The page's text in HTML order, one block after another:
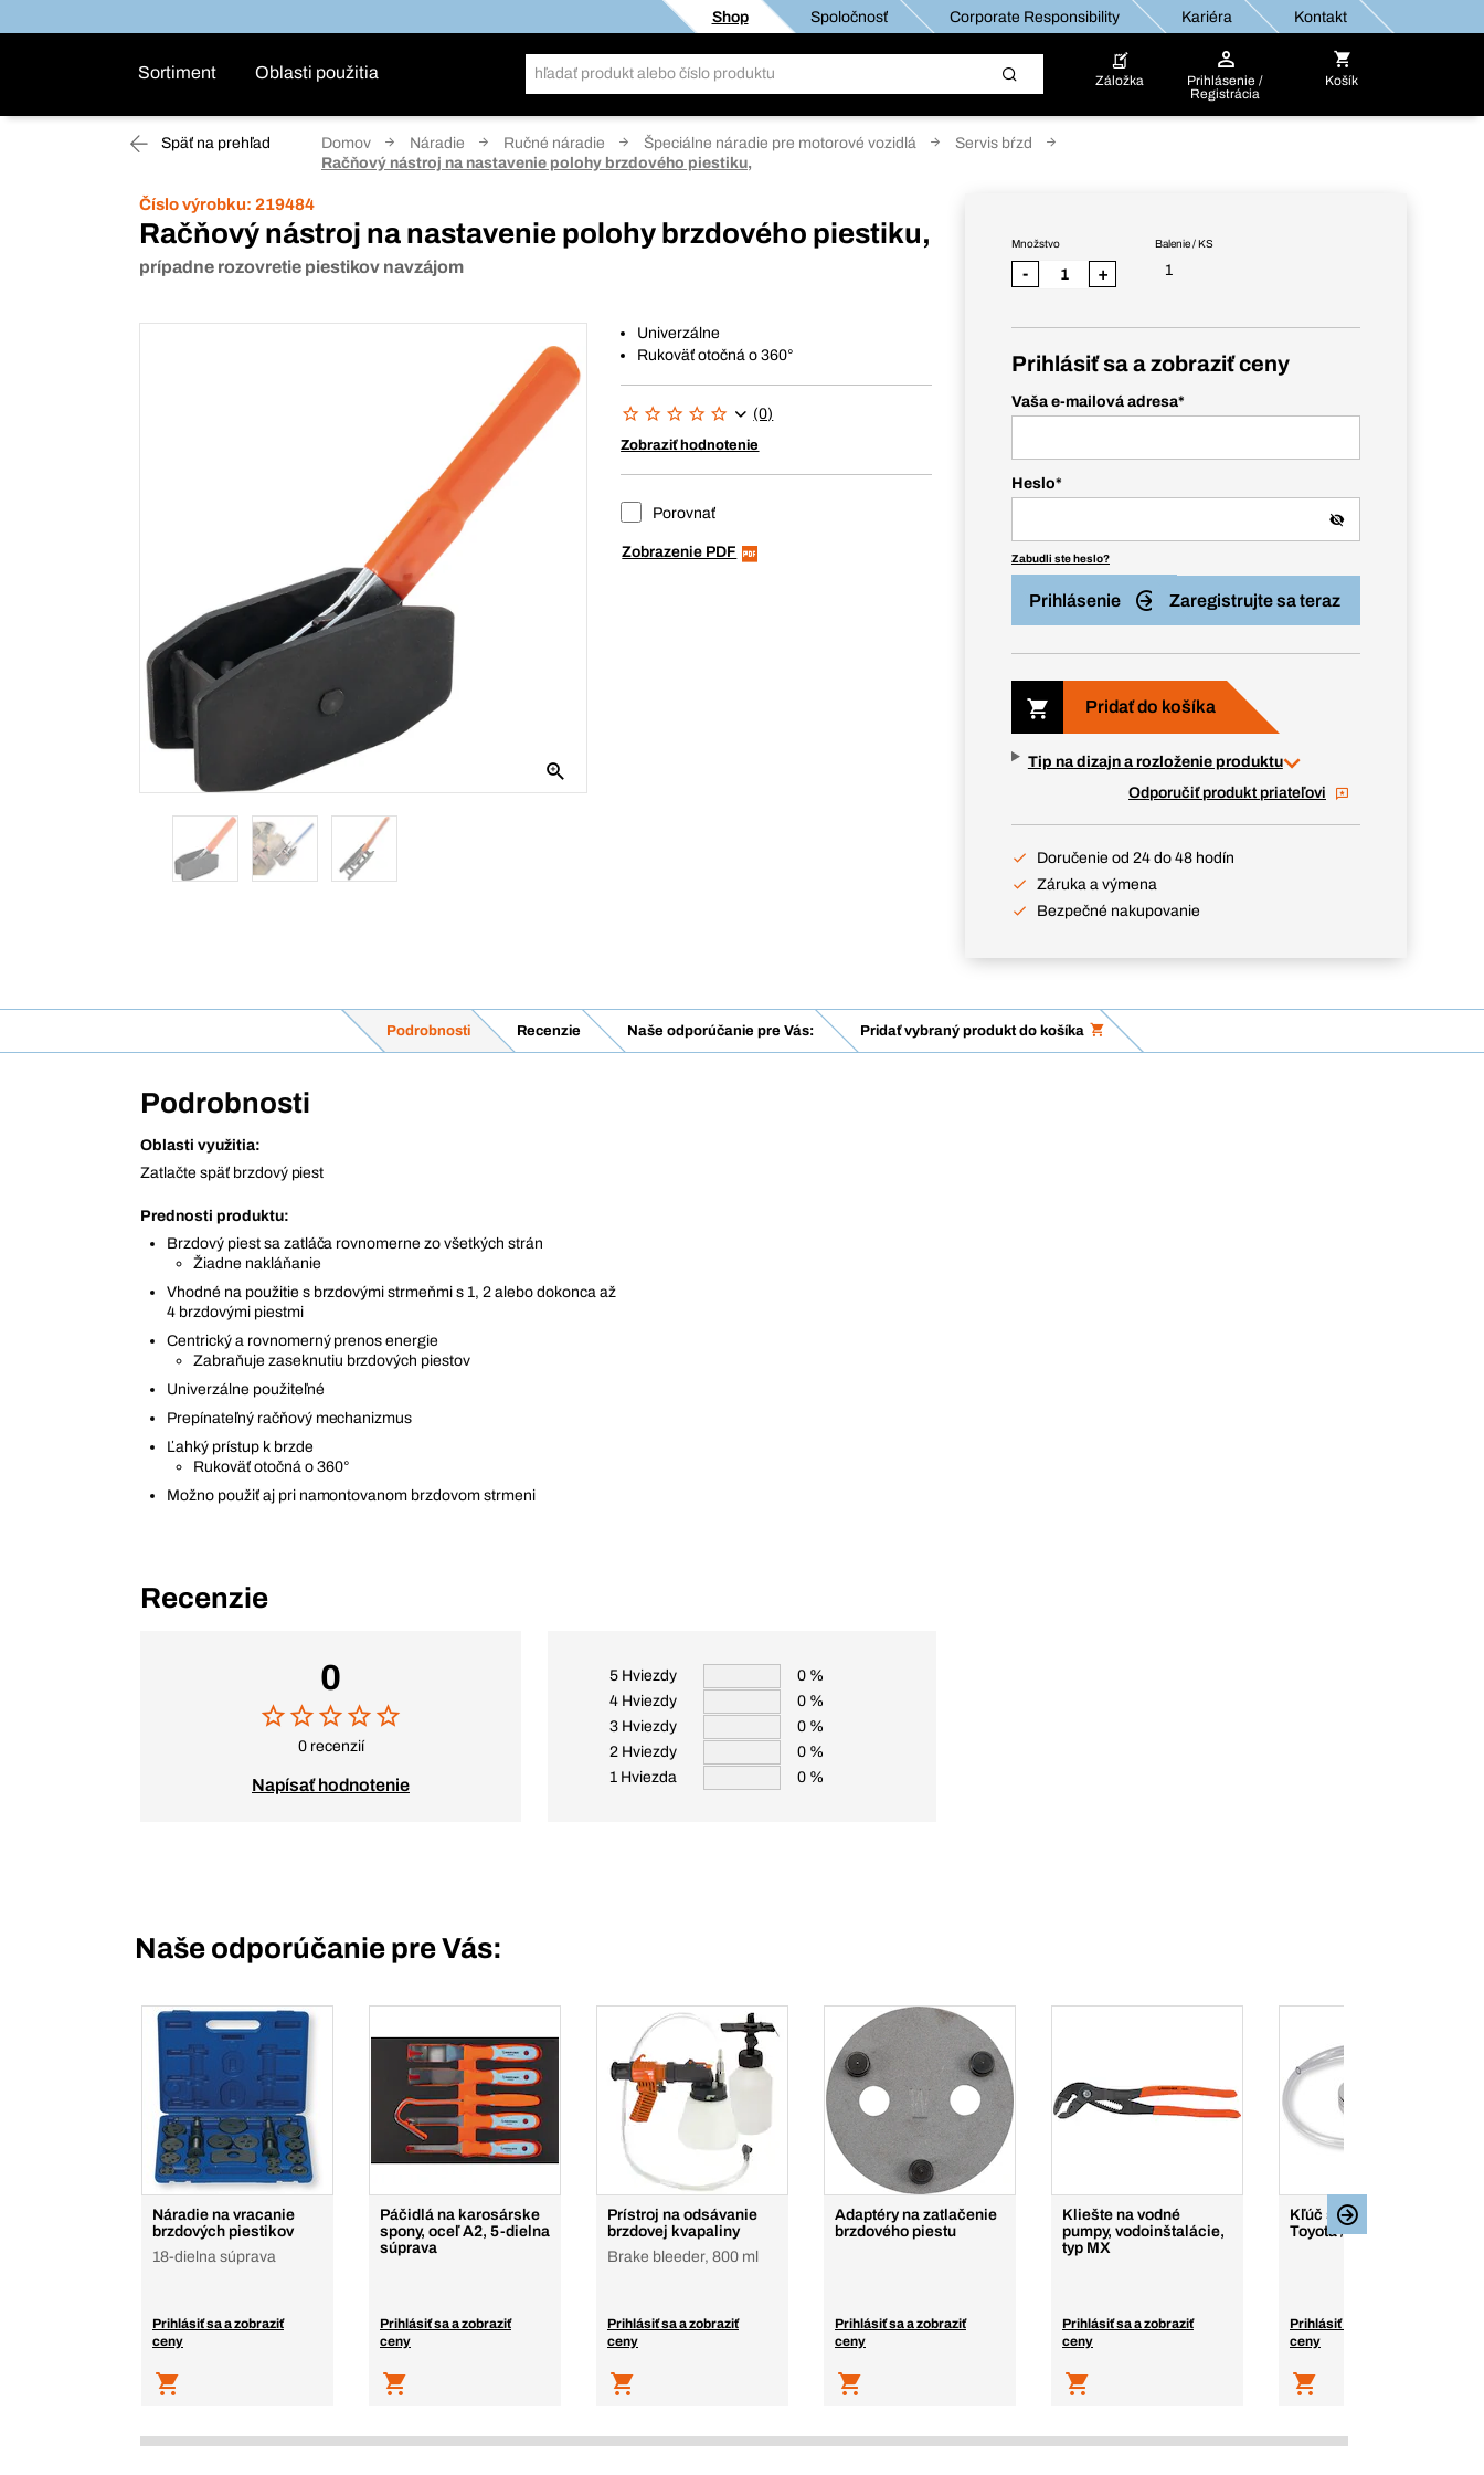
Shop Spoločnosť Corporate Responsibility Kariéra Kontakt
Sortiment Oblasti použitia Záložka
Prihlásenie /
Registrácia
Košík
Späť na prehľad Domov Náradie Ručné náradie Špeciálne náradie pre motorové vozidlá
Servis bŕzd
Račňový nástroj na nastavenie polohy brzdového piestiku,
Číslo výrobku: 219484
Račňový nástroj na nastavenie polohy brzdového piestiku,
prípadne rozovretie piestikov navzájom
Univerzálne
Rukoväť otočná o 360°
(0)
Zobraziť hodnotenie
Porovnať
Zobrazenie PDF
Balenie / KS
1
Množstvo
- +
Prihlásiť sa a zobraziť ceny
Vaša e-mailová adresa*
Heslo*
Zabudli ste heslo?
Prihlásenie Zaregistrujte sa teraz
Pridať do košíka
Tip na dizajn a rozloženie produktu
Odporučiť produkt priateľovi
Doručenie od 24 do 48 hodín
Záruka a výmena
Bezpečné nakupovanie
Podrobnosti Recenzie Naše odporúčanie pre Vás: Pridať vybraný produkt do košíka
Podrobnosti
Oblasti využitia:
Zatlačte späť brzdový piest
Prednosti produktu:
Brzdový piest sa zatláča rovnomerne zo všetkých strán
Žiadne nakláňanie
Vhodné na použitie s brzdovými strmeňmi s 1, 2 alebo dokonca až
4 brzdovými piestmi
Centrický a rovnomerný prenos energie
Zabraňuje zaseknutiu brzdových piestov
Univerzálne použiteľné
Prepínateľný račňový mechanizmus
Ľahký prístup k brzde
Rukoväť otočná o 360°
Možno použiť aj pri namontovanom brzdovom strmeni
Recenzie
0
0 recenzií
Napísať hodnotenie
5 Hviezdy
0 %
4 Hviezdy
0 %
3 Hviezdy
0 %
2 Hviezdy
0 %
1 Hviezda
0 %
Naše odporúčanie pre Vás:
Náradie na vracanie
brzdových piestikov
18-dielna súprava
Prihlásiť sa a zobraziť
ceny
Páčidlá na karosárske
spony, oceľ A2, 5-dielna
súprava
Prihlásiť sa a zobraziť
ceny
Prístroj na odsávanie
brzdovej kvapaliny
Brake bleeder, 800 ml
Prihlásiť sa a zobraziť
ceny
Adaptéry na zatlačenie
brzdového piestu
Prihlásiť sa a zobraziť
ceny
Kliešte na vodné
pumpy, vodoinštalácie,
typ MX
Prihlásiť sa a zobraziť
ceny
Kľúč s hadicou na filtre
Toyota / Lexus
Prihlásiť sa a zobraziť
ceny